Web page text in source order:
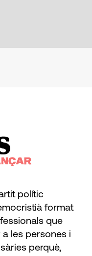
polític
format
que
les persones i
perquè,